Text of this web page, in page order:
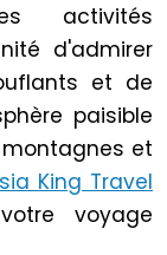
activités
d'admirer
et de
paisible
et
King Travel
voyage